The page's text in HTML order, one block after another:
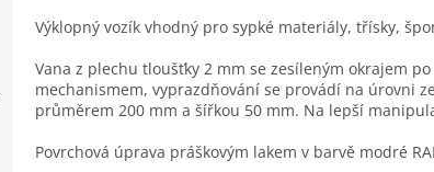
Výklopný vozík vhodný pro sypké materiály, třísky,
Vana z plechu tloušťky 2 mm se zesíleným okrajem
mechanismem, vyprazdňování se provádí na úrovni
průměrem 200 mm a šířkou 50 mm. Na lepší
Povrchová úprava práškovým lakem v barvě modré